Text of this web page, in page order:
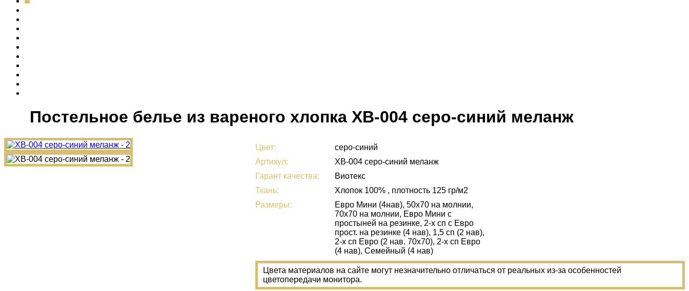
Постельное белье из вареного хлопка ХВ-004 серо-синий меланж
Цвет:
серо-синий
Артикул:
ХВ-004 серо-синий меланж
Гарант качества:
Виотекс
Ткань:
Хлопок 100% , плотность 125 гр/м2
Размеры:
Евро Мини (4нав), 50х70 на молнии,
70х70 на молнии, Евро Мини с
простыней на резинке, 2-х сп с Евро
прост. на резинке (4 нав), 1,5 сп (2 нав),
2-х сп Евро (2 нав. 70х70), 2-х сп Евро
(4 нав), Семейный (4 нав)
Цвета материалов на сайте могут незначительно отличаться от реальных из-за особенностей
цветопередачи монитора.